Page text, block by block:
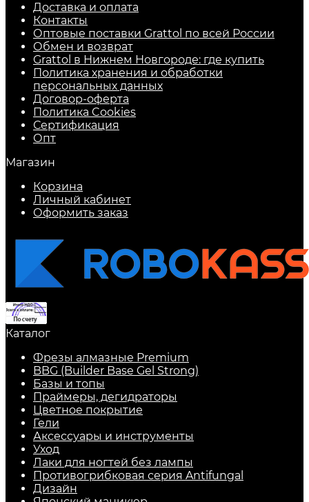
Доставка и оплата
Контакты
Оптовые поставки Grattol по всей России
Обмен и возврат
Grattol в Нижнем Новгороде: где купить
Политика хранения и обработки
персональных данных
Договор-оферта
Политика Cookies
Сертификация
Опт
Магазин
Корзина
Личный кабинет
Оформить заказ
Каталог
Фрезы алмазные Premium
BBG (Builder Base Gel Strong)
Базы и топы
Праймеры, дегидраторы
Цветное покрытие
Гели
Аксессуары и инструменты
Уход
Лаки для ногтей без лампы
Противогрибковая серия Antifungal
Дизайн